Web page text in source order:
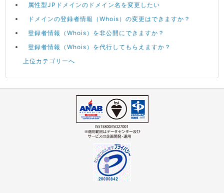
属性型JPドメインのドメイン名を変更したい
ドメインの登録者情報（Whois）の変更はできますか？
登録者情報（Whois）を非公開にできますか？
登録者情報（Whois）を代行してもらえますか？
上位カテゴリーへ